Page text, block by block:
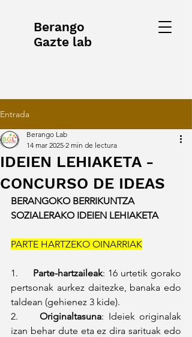
Berango
Gazte lab
Entrada
IDEIEN LEHIAKETA -
CONCURSO DE IDEAS
Berango Lab
14 mar 2025 2 min de lectura
BERANGOKO BERRIKUNTZA
SOZIALERAKO IDEIEN LEHIAKETA
PARTE HARTZEKO OINARRIAK
1. Parte-hartzaileak: 16 urtetik gorako
pertsonak aurkez daitezke, banaka edo
taldean (gehienez 3 kide).
2. Originaltasuna: Ideiek originalak
izan behar dute eta ez dira sarituak edo